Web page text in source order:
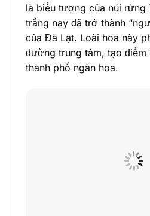
là biểu tượng của núi rừng
trắng nay đã trở thành
của Đà Lạt. Loài hoa này
đường trung tâm, tạo điểm
thành phố ngàn hoa.